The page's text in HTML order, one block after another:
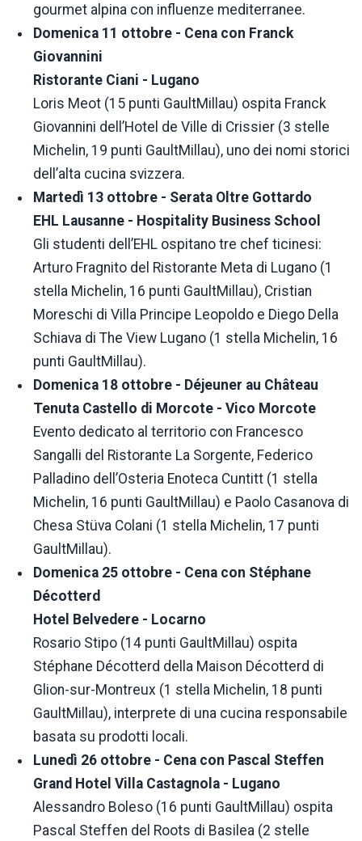
gourmet alpina con influenze mediterranee.
Domenica 11 ottobre - Cena con Franck
Giovannini
Ristorante Ciani - Lugano
Loris Meot (15 punti GaultMillau) ospita Franck
Giovannini dell’Hotel de Ville di Crissier (3 stelle
Michelin, 19 punti GaultMillau), uno dei nomi storici
dell’alta cucina svizzera.
Martedì 13 ottobre - Serata Oltre Gottardo
EHL Lausanne - Hospitality Business School
Gli studenti dell’EHL ospitano tre chef ticinesi:
Arturo Fragnito del Ristorante Meta di Lugano (1
stella Michelin, 16 punti GaultMillau), Cristian
Moreschi di Villa Principe Leopoldo e Diego Della
Schiava di The View Lugano (1 stella Michelin, 16
punti GaultMillau).
Domenica 18 ottobre - Déjeuner au Château
Tenuta Castello di Morcote - Vico Morcote
Evento dedicato al territorio con Francesco
Sangalli del Ristorante La Sorgente, Federico
Palladino dell’Osteria Enoteca Cuntitt (1 stella
Michelin, 16 punti GaultMillau) e Paolo Casanova di
Chesa Stüva Colani (1 stella Michelin, 17 punti
GaultMillau).
Domenica 25 ottobre - Cena con Stéphane
Décotterd
Hotel Belvedere - Locarno
Rosario Stipo (14 punti GaultMillau) ospita
Stéphane Décotterd della Maison Décotterd di
Glion-sur-Montreux (1 stella Michelin, 18 punti
GaultMillau), interprete di una cucina responsabile
basata su prodotti locali.
Lunedì 26 ottobre - Cena con Pascal Steffen
Grand Hotel Villa Castagnola - Lugano
Alessandro Boleso (16 punti GaultMillau) ospita
Pascal Steffen del Roots di Basilea (2 stelle